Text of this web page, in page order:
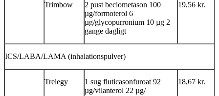
Trimbow
2 pust beclometason 100
µg/formoterol 6
µg/glycopurronium 10 µg 2
gange dagligt
19,56 kr.
ICS/LABA/LAMA (inhalationspulver)
Trelegy
1 sug fluticasonfuroat 92
µg/vilanterol 22 µg/
18,67 kr.